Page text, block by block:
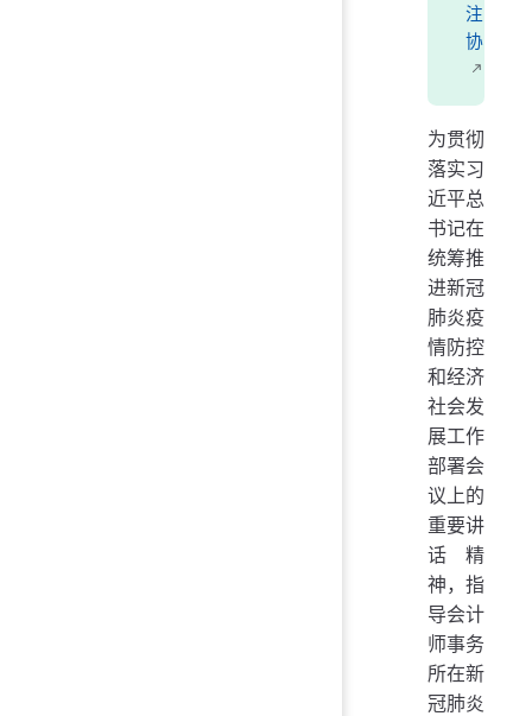
注
协
为贯彻
落实习
近平总
书记在
统筹推
进新冠
肺炎疫
情防控
和经济
社会发
展工作
部署会
议上的
重要讲
话精
神，指
导会计
师事务
所在新
冠肺炎